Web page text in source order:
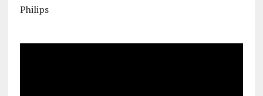
Philips